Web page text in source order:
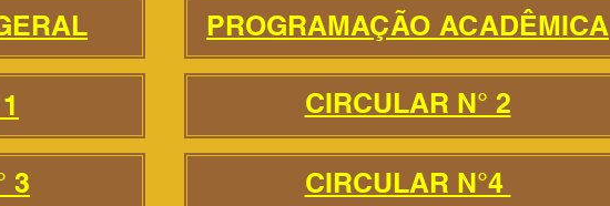
3
PROGRAMAÇÃO ACADÊMICA
CIRCULAR N° 2
CIRCULAR N°4